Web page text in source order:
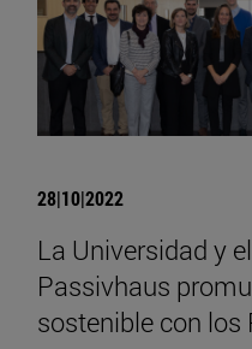
28|10|2022
La Universidad y
Passivhaus
sostenible con los